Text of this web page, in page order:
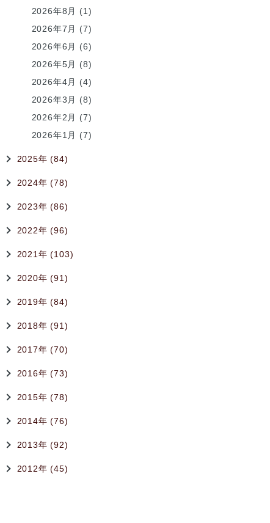
2026年8月 (1)
2026年7月 (7)
2026年6月 (6)
2026年5月 (8)
2026年4月 (4)
2026年3月 (8)
2026年2月 (7)
2026年1月 (7)
2025年 (84)
2024年 (78)
2023年 (86)
2022年 (96)
2021年 (103)
2020年 (91)
2019年 (84)
2018年 (91)
2017年 (70)
2016年 (73)
2015年 (78)
2014年 (76)
2013年 (92)
2012年 (45)